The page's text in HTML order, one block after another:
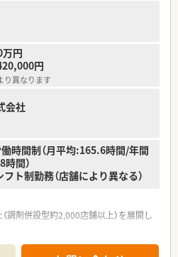
更予定です。
クライフバランスが整っています
、従業員割引制度など嬉しいメリットも
円
円
り異なります
会社
時間制（月平均:165.6時間/年間
間）
ト制勤務（店舗により異なる）
調剤併設型約2,000店舗以上）を展開し
！